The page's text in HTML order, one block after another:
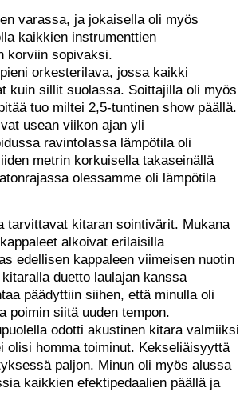
varassa, ja jokaisella oli myös
kaikkien instrumenttien
korviin sopivaksi.
orkesterilava, jossa kaikki
kuin sillit suolassa. Soittajilla oli myös
tuo miltei 2,5-tuntinen show päällä.
usean viikon ajan yli
ravintolassa lämpötila oli
metrin korkuisella takaseinällä
olessamme oli lämpötila
tarvittavat kitaran sointivärit. Mukana
alkoivat erilaisilla
edellisen kappaleen viimeisen nuotin
duetto laulajan kanssa
päädyttiin siihen, että minulla oli
poimin siitä uuden tempon.
odotti akustinen kitara valmiiksi
olisi homma toiminut. Kekseliäisyyttä
paljon. Minun oli myös alussa
kaikkien efektipedaalien päällä ja